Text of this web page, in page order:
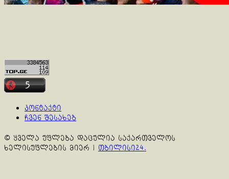
კონტაქტი
ჩვენ შესახებ
© ყველა უფლება დაცულია საქართველოს
ხელისუფლების მიერ | თბილისი24.